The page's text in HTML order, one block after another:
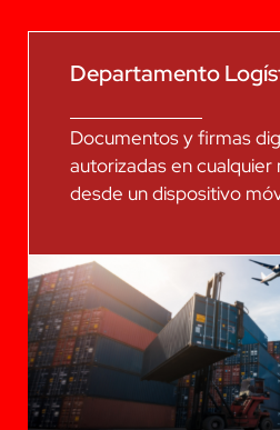
Departamento
Documentos y firmas
autorizadas en
desde un dispositivo